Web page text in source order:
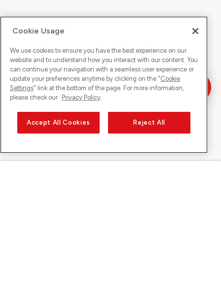
Cookie Usage
We use cookies to ensure you have the best experience on our
website and to understand how you interact with our content. You
can continue your navigation with a seamless user experience or
update your preferences anytime by clicking on the "Cookie
Settings" link at the bottom of the page. For more information,
please check our Privacy Policy
Accept All Cookies Reject All